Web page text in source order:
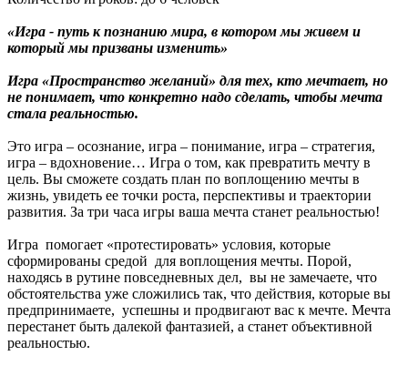
«Игра - путь к познанию мира, в котором мы живем и
который мы призваны изменить»
Игра «Пространство желаний» для тех, кто мечтает, но
не понимает, что конкретно надо сделать, чтобы мечта
стала реальностью.
Это игра – осознание, игра – понимание, игра – стратегия,
игра – вдохновение… Игра о том, как превратить мечту в
цель. Вы сможете создать план по воплощению мечты в
жизнь, увидеть ее точки роста, перспективы и траектории
развития. За три часа игры ваша мечта станет реальностью!
Игра помогает «протестировать» условия, которые
сформированы средой для воплощения мечты. Порой,
находясь в рутине повседневных дел, вы не замечаете, что
обстоятельства уже сложились так, что действия, которые вы
предпринимаете, успешны и продвигают вас к мечте. Мечта
перестанет быть далекой фантазией, а станет объективной
реальностью.